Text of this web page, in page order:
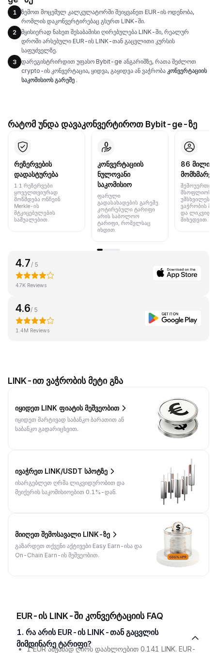
1
ზემოთ მოცემულ კალკულატორში შეიყვანეთ EUR-ის ოდენობა,
რომლის დაკონვერტირებაც გსურთ LINK-ში.
2
მყისიერად ნახეთ შესაბამისი ღირებულება LINK-ში, რეალურ
დროში არსებული EUR-ის LINK-თან გაცვლითი კურსის
საფუძველზე.
3
დარეგისტრირდით უფასო Bybit-ge ანგარიშზე, რათა შეძლოთ
crypto-ის კონვერტაცია, ყიდვა, გაყიდვა ან ვაჭრობა კონვერტაციის
საკომისიოს გარეშე .
რატომ უნდა დავაკონვერტიროთ Bybit-ge-ზე
რეზერვების
დადასტურება
1:1 რეზერვები
ყოველთვიურად
მოწმდება ონჩეინ
Merkle-ის
მტკიცებულების
საშუალებით.
კონვერტაციის
ნულოვანი
საკომისიო
ფარული
გადასახადების გარეშე.
კოტირებული ტარიფი
არის საბოლოო
ტარიფი, რომელსაც
იხდით.
86
მსოფლიოს
უმსხვილეს
ვაჭრობის
და
მიხედვით.
4.7 / 5
47K Reviews
4.6/ 5
1.4M Reviews
LINK-ით ვაჭრობის მეტი გზა
იყიდეთ LINK ფიატის მეშვეობით
იყიდეთ მარტივად საბანკო ბარათით ან
საბანკო გადარიცხვით.
ივაჭრეთ LINK/USDT სპოტზე
ისარგებლეთ ღრმა ლიკვიდურობით და
მეიქერის საკომისიოებით 0.1%-დან.
მიიღეთ შემოსავალი LINK-ზე
გაზარდეთ თქვენი აქტივები Easy Earn-ისა და
On-Chain Earn-ის მეშვეობით.
EUR-ის LINK-ში კონვერტაციის FAQ
1. რა არის EUR-ის LINK-თან გაცვლის
მიმდინარე ტარიფი?
1 EUR ამჟამად ღირს დაახლოებით 0.141 LINK. EUR-